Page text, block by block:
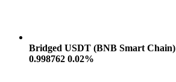
Bridged USDT (BNB Smart Chain)
0.998762 0.02%